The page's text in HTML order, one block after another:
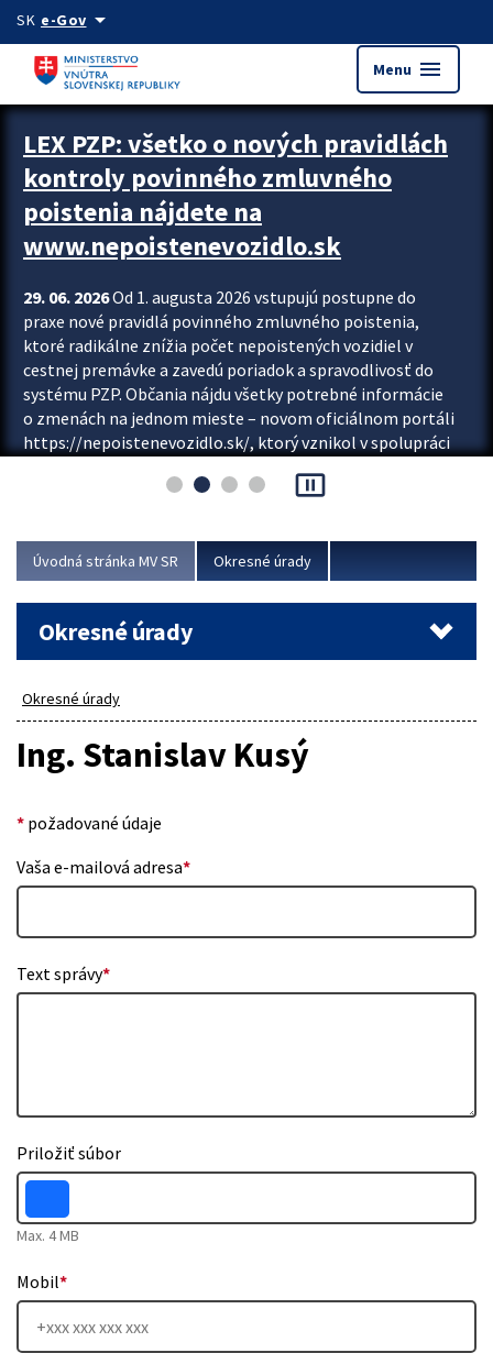
Preskocit na hlavný obsah
SK e-Govarrow_drop_down
Menu menu
Zastavit automatický posun upútavok
LEX PZP: všetko o nových pravidlách
kontroly povinného zmluvného
poistenia nájdete na
www.nepoistenevozidlo.sk
29. 06. 2026Od 1. augusta 2026 vstupujú postupne do
praxe nové pravidlá povinného zmluvného poistenia,
ktoré radikálne znížia počet nepoistených vozidiel v
cestnej premávke a zavedú poriadok a spravodlivosť do
systému PZP. Občania nájdu všetky potrebné informácie
o zmenách na jednom mieste – novom oficiálnom portáli
https://nepoistenevozidlo.sk/, ktorý vznikol v spolupráci
asociácie poisťovní (SLASPO) a Ministerstva vnútra SR.
Viac
pause_presentation
Úvodná stránka MV SR Okresné úrady
Okresné úrady
Okresné úrady
Ing. Stanislav Kusý
* požadované údaje
Vaša e-mailová adresa*
Text správy*
Priložiť súbor
Max. 4 MB
Mobil*